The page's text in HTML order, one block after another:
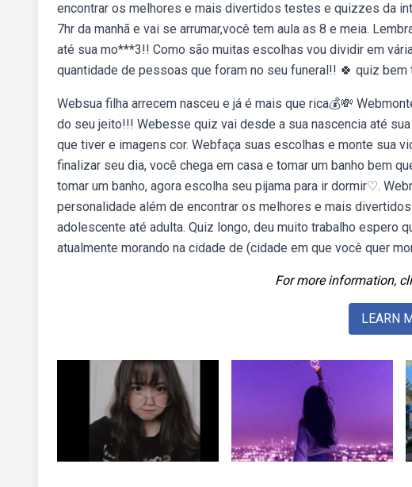
encontrar os melhores e mais divertidos testes e quizzes da
7hr da manhã e vai se arrumar,você tem aula as 8 e meia.
até sua mo***3!! Como são muitas escolhas vou dividir em
quantidade de pessoas que foram no seu funeral!! 🍀 quiz
Websua filha arrecem nasceu e já é mais que rica💰💸
do seu jeito!!! Webesse quiz vai desde a sua nascencia até
que tiver e imagens cor. Webfaça suas escolhas e monte sua
finalizar seu dia, você chega em casa e tomar um banho bem
tomar um banho, agora escolha seu pijama para ir dormir♡.
personalidade além de encontrar os melhores e mais
adolescente até adulta. Quiz longo, deu muito trabalho espero
atualmente morando na cidade de (cidade em que você quer
For more information,
LEARN